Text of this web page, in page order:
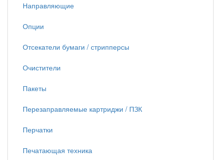
Направляющие
Опции
Отсекатели бумаги / стрипперсы
Очистители
Пакеты
Перезаправляемые картриджи / ПЗК
Перчатки
Печатающая техника